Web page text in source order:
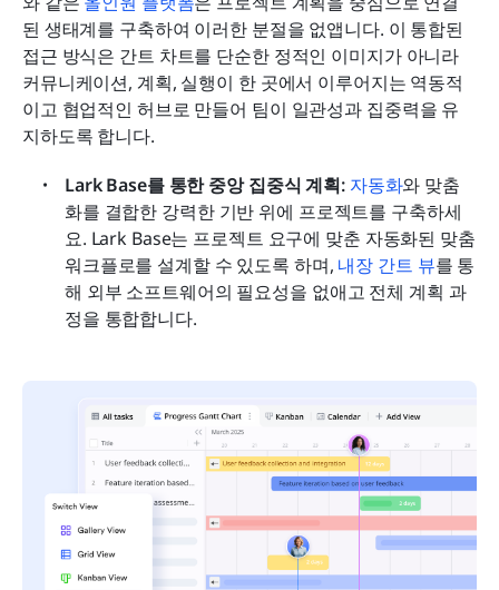
된 생태계를 구축하여 이러한 분절을 없앱니다. 이 통합된
접근 방식은 간트 차트를 단순한 정적인 이미지가 아니라
커뮤니케이션, 계획, 실행이 한 곳에서 이루어지는 역동적
이고 협업적인 허브로 만들어 팀이 일관성과 집중력을 유
지하도록 합니다.
Lark Base를 통한 중앙 집중식 계획: 자동화와 맞춤
화를 결합한 강력한 기반 위에 프로젝트를 구축하세
요. Lark Base는 프로젝트 요구에 맞춘 자동화된 맞춤
워크플로를 설계할 수 있도록 하며, 내장 간트 뷰를 통
해 외부 소프트웨어의 필요성을 없애고 전체 계획 과
정을 통합합니다.